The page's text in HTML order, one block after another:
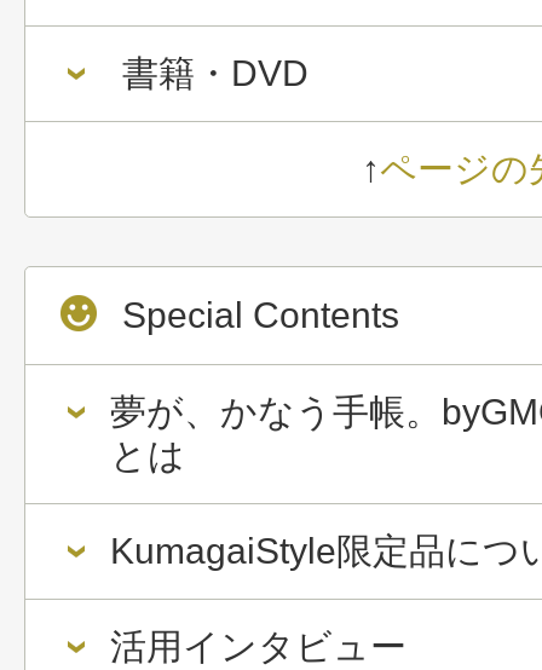
書籍・DVD
↑ページの
Special Contents
夢が、かなう手帳。
とは
KumagaiStyle限定品につ
活用インタビュー